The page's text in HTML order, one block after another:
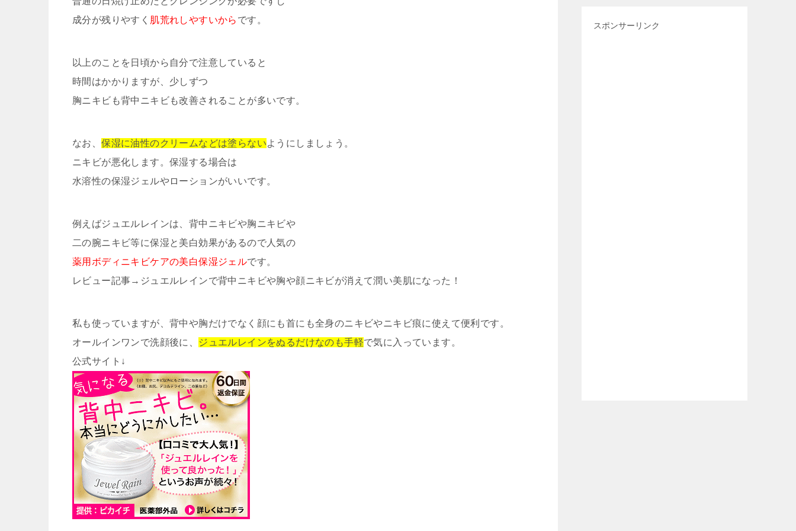
成分が残りやすく 肌荒れしやすいから です。
以上のことを日頃から自分で注意していると
時間はかかりますが、少しずつ
胸ニキビも背中ニキビも改善されることが多いです。
なお、保湿に油性のクリームなどは塗らないようにしましょう。
ニキビが悪化します。保湿する場合は
水溶性の保湿ジェルやローションがいいです。
例えばジュエルレインは、背中ニキビや胸ニキビや
二の腕ニキビ等に保湿と美白効果があるので人気の
薬用ボディニキビケアの美白保湿ジェルです。
レビュー記事→ジュエルレインで背中ニキビや胸や顔ニキビが消えて潤い美肌になった！
私も使っていますが、背中や胸だけでなく顔にも首にも全身のニキビやニキビ痕に使えて便利です。
オールインワンで洗顔後に、
ジュエルレインをぬるだけなのも手軽で気に入っています。
公式サイト↓
スポンサーリンク